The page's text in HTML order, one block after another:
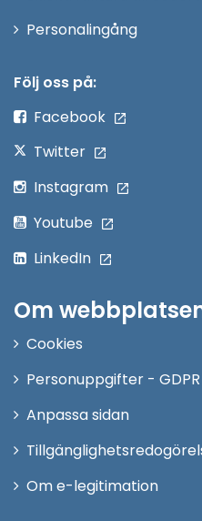
PersonalingångÖppna
Följ oss på:
Facebook
Twitter
Instagram
Youtube
LinkedIn
Om
Cookies
Personuppgifter - GDPR
Anpassa sidan
Om e-legitimation